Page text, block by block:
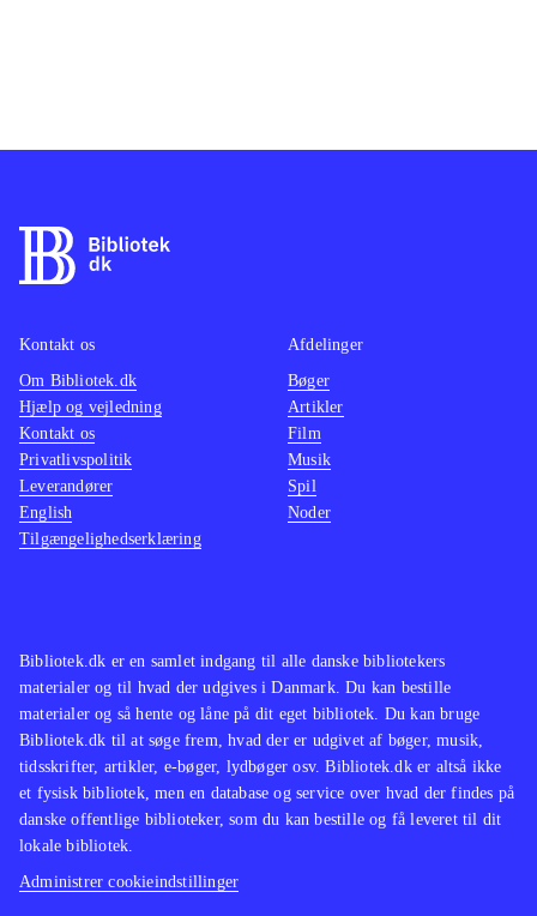
Bibliotek.dk er en samlet indgang til alle danske bibliotekers
materialer og til hvad der udgives i Danmark. Du kan bestille
materialer og så hente og låne på dit eget bibliotek. Du kan bruge
Bibliotek.dk til at søge frem, hvad der er udgivet af bøger, musik,
tidsskrifter, artikler, e-bøger, lydbøger osv. Bibliotek.dk er altså ikke
et fysisk bibliotek, men en database og service over hvad der findes på
danske offentlige biblioteker, som du kan bestille og få leveret til dit
lokale bibliotek.
Administrer cookieindstillinger
Kontakt os
Om Bibliotek.dk
Hjælp og vejledning
Kontakt os
Privatlivspolitik
Leverandører
English
Tilgængelighedserklæring
Afdelinger
Bøger
Artikler
Film
Musik
Spil
Noder